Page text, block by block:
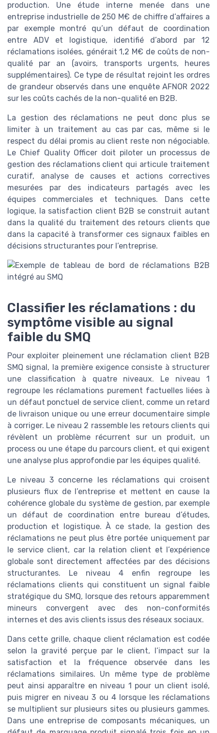
production. Une étude interne menée dans une
entreprise industrielle de 250 M€ de chiffre d’affaires a
par exemple montré qu’un défaut de coordination
entre ADV et logistique, identifié d’abord par 12
réclamations isolées, générait 1,2 M€ de coûts de non-
qualité par an (avoirs, transports urgents, heures
supplémentaires). Ce type de résultat rejoint les ordres
de grandeur observés dans une enquête AFNOR 2022
sur les coûts cachés de la non-qualité en B2B.
La gestion des réclamations ne peut donc plus se
limiter à un traitement au cas par cas, même si le
respect du délai promis au client reste non négociable.
Le Chief Quality Officer doit piloter un processus de
gestion des réclamations client qui articule traitement
curatif, analyse de causes et actions correctives
mesurées par des indicateurs partagés avec les
équipes commerciales et techniques. Dans cette
logique, la satisfaction client B2B se construit autant
dans la qualité du traitement des retours clients que
dans la capacité à transformer ces signaux faibles en
décisions structurantes pour l’entreprise.
Classifier les réclamations : du
symptôme visible au signal
faible du SMQ
Pour exploiter pleinement une réclamation client B2B
SMQ signal, la première exigence consiste à structurer
une classification à quatre niveaux. Le niveau 1
regroupe les réclamations purement factuelles liées à
un défaut ponctuel de service client, comme un retard
de livraison unique ou une erreur documentaire simple
à corriger. Le niveau 2 rassemble les retours clients qui
révèlent un problème récurrent sur un produit, un
process ou une étape du parcours client, et qui exigent
une analyse plus approfondie par les équipes qualité.
Le niveau 3 concerne les réclamations qui croisent
plusieurs flux de l’entreprise et mettent en cause la
cohérence globale du système de gestion, par exemple
un défaut de coordination entre bureau d’études,
production et logistique. À ce stade, la gestion des
réclamations ne peut plus être portée uniquement par
le service client, car la relation client et l’expérience
globale sont directement affectées par des décisions
structurantes. Le niveau 4 enfin regroupe les
réclamations clients qui constituent un signal faible
stratégique du SMQ, lorsque des retours apparemment
mineurs convergent avec des non-conformités
internes et des avis clients issus des réseaux sociaux.
Dans cette grille, chaque client réclamation est codée
selon la gravité perçue par le client, l’impact sur la
satisfaction et la fréquence observée dans les
réclamations similaires. Un même type de problème
peut ainsi apparaître en niveau 1 pour un client isolé,
puis migrer en niveau 3 ou 4 lorsque les réclamations
se multiplient sur plusieurs sites ou plusieurs gammes.
Dans une entreprise de composants mécaniques, un